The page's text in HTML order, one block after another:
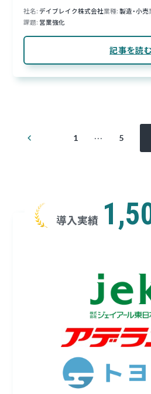
社名 デイブレイク株式会社業種 製造・小売
課題 営業強化
記事を読む
1 … 5
導入実績